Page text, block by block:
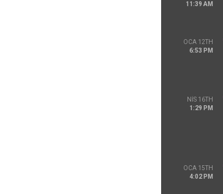
11:39 AM
OCA 12TH
6:53 PM
NIS 16TH
1:29 PM
OCA 15TH
4:02 PM